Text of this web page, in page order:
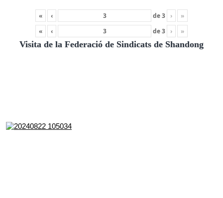
« ‹ de3 ›
»
«
‹ de3 › »
Visita de la Federació de Sindicats de Shandong